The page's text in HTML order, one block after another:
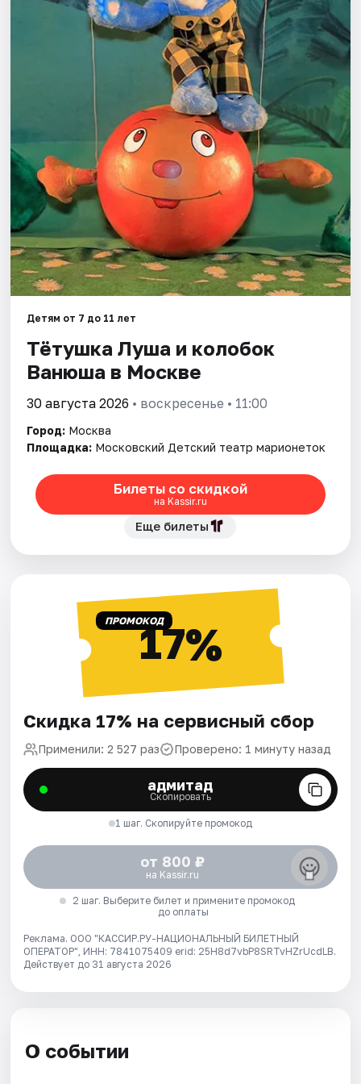
Рейтинги
Детям от 7 до 11 лет
Тётушка Луша и колобок
Ванюша в Москве
30 августа 2026 • воскресенье • 11:00
Город: Москва
Площадка: Московский Детский театр марионеток
Билеты со скидкой
на Kassir.ru
Еще билеты
ПРОМОКОД17%
Скидка 17% на сервисный сбор
Применили: 2 527 раз Проверено: 1 минуту назад
адмитад
Скопировать
1 шаг. Скопируйте промокод
от 800 ₽
на Kassir.ru
2 шаг. Выберите билет и примените промокод
до оплаты
Реклама. ООО "КАССИР.РУ-НАЦИОНАЛЬНЫЙ БИЛЕТНЫЙ
ОПЕРАТОР", ИНН: 7841075409 erid: 25H8d7vbP8SRTvHZrUcdLB.
Действует до 31 августа 2026
О событии